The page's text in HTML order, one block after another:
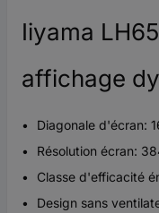
Iiyama
affichage
Diagonale d'écran:
Résolution écran:
Classe d'efficacité
Design sans